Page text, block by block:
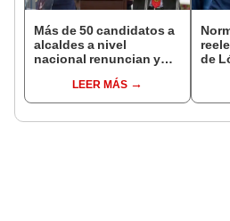
Más de 50 candidatos a
alcaldes a nivel
nacional renuncian y
encubiertaLEER MÁS
de